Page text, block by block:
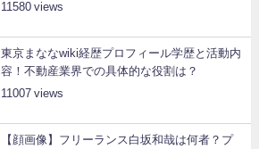
11580
東京まななwiki経歴プロフィール学歴と活動内
容！不動産業界での具体的な役割は？
11007
【顔画像】フリーランス白坂和哉は何者？プ